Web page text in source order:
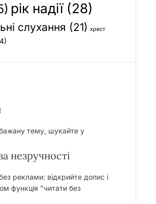
рік надії(28)
слухання (21) хрест
тему, шукайте у
незручності
реклами: відкрийте допис і
функція "читати без